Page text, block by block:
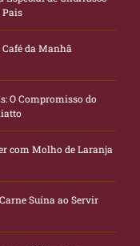
Pais
da Manhã
O Compromisso do
com Molho de Laranja
Suína ao Servir